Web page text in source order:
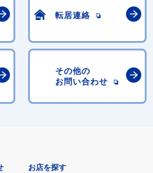
転居連絡
その他の
お問い合わせ
お店を探す